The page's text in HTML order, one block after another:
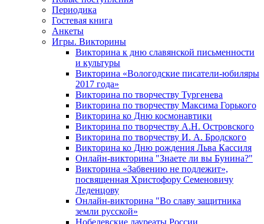
Периодика
Гостевая книга
Анкеты
Игры. Викторины
Викторина к дню славянской письменности
и культуры
Викторина «Вологодские писатели-юбиляры
2017 года»
Викторина по творчеству Тургенева
Викторина по творчеству Максима Горького
Викторина ко Дню космонавтики
Викторина по творчеству А.Н. Островского
Викторина по творчеству И. А. Бродского
Викторина ко Дню рождения Льва Кассиля
Онлайн-викторина "Знаете ли вы Бунина?"
Викторина «Забвению не подлежит»,
посвященная Христофору Семеновичу
Леденцову
Онлайн-викторина "Во славу защитника
земли русской»
Нобелевские лауреаты России